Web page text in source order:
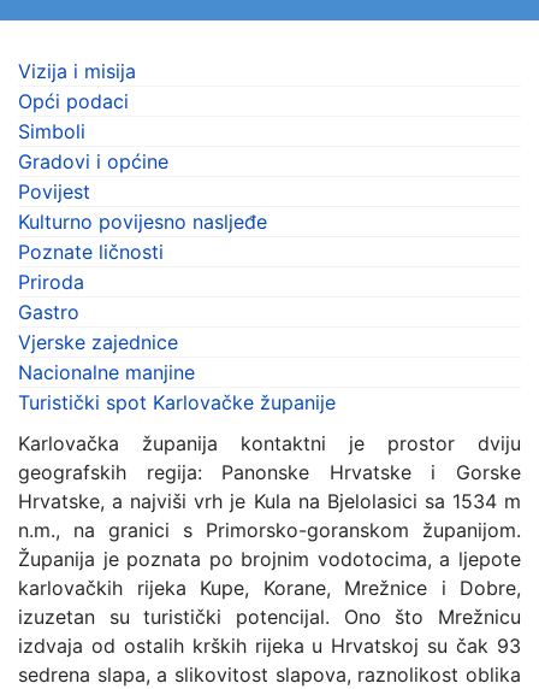
Vizija i misija
Opći podaci
Simboli
Gradovi i općine
Povijest
Kulturno povijesno nasljeđe
Poznate ličnosti
Priroda
Gastro
Vjerske zajednice
Nacionalne manjine
Turistički spot Karlovačke županije
Karlovačka županija kontaktni je prostor dviju
geografskih regija: Panonske Hrvatske i Gorske
Hrvatske, a najviši vrh je Kula na Bjelolasici sa 1534 m
n.m., na granici s Primorsko-goranskom županijom.
Županija je poznata po brojnim vodotocima, a ljepote
karlovačkih rijeka Kupe, Korane, Mrežnice i Dobre,
izuzetan su turistički potencijal. Ono što Mrežnicu
izdvaja od ostalih krških rijeka u Hrvatskoj su čak 93
sedrena slapa, a slikovitost slapova, raznolikost oblika